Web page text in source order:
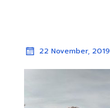
22 November, 2019